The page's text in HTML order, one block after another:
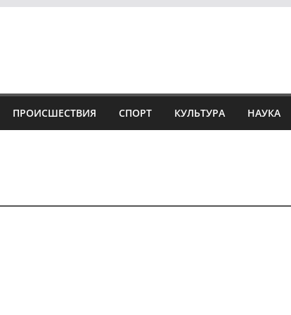
ПРОИСШЕСТВИЯ СПОРТ КУЛЬТУРА НАУКА